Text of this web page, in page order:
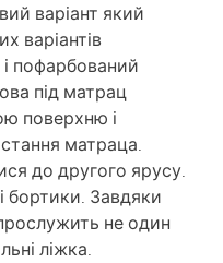
варіант який
варіантів
пофарбований
під матрац
поверхню і
матраца.
до другого ярусу.
бортики. Завдяки
не один
ліжка.